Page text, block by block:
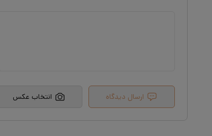
ارسال دیدگاه انتخاب عکس